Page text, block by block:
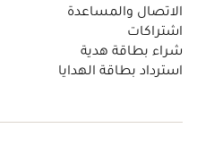
الاتصال والمساعدة
اشتراكات
شراء بطاقة هدية
استرداد بطاقة الهدايا